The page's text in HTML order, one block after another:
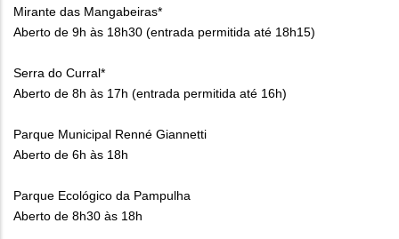
Mirante das Mangabeiras*
Aberto de 9h às 18h30 (entrada permitida até 18h15)
Serra do Curral*
Aberto de 8h às 17h (entrada permitida até 16h)
Parque Municipal Renné Giannetti
Aberto de 6h às 18h
Parque Ecológico da Pampulha
Aberto de 8h30 às 18h